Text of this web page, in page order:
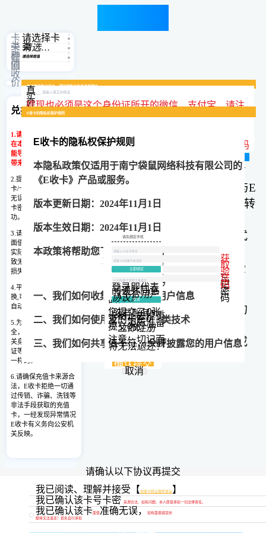
登陆E收卡网
密码
登陆
验证
码登
陆
忘
记
密
码
登录即代表
阅读并同意
《平台用户
协议》
登录
没有账号？
立即注册
请先绑定手机
获
取
验
证
码
立即绑定
复制微信号
复制微信号
复制微信号
复制微信号
复制微信号
卡
类
请选择卡
类
卡
种
请选择卡种
面
值
请选择面值
回
收
价
回收流
程
常见问
题
兑换说明
1.请确保您的充值卡仅
在本平台提交,否则可
能导致无法结算，给您
带来损失。
2.提交前仔细核对充值
卡/卡券,卡号卡密正确
无误,提交错误的卡号
卡密,将无法兑换成
功。
3.请仔细核对充值卡的
面值,如提交充值卡与
实际面值不符,可能导
致无法结算,给您带来
损失。
4.平台24小时可提交兑
换,可随时提现，系统
自动处理。
5.为保证您的账户安
全，请配合平台做好相
关身份认证。不同的认
证等级结算额度也是不
一样的。
6.请确保充值卡来源合
法，E收卡拒绝一切通
过传销、诈骗、洗钱等
非法手段获取的充值
卡，一经发现异常情况
E收卡有义务向公安机
关反映。
提交
为了您的账户安全，请完善账户信息后再提交
真
实
姓
名
提现也必须是这个身份证所开的微信、支付宝，请注
意填写
份
证
手
机
验 获取验证码
E收卡隐私权保护规则
E收卡的服务协议
E收卡服务协议
（以下称“本协议”）是南宁袋鼠网络科技有
限公司 旗下产品E收卡 ”）与E
收卡用户（以下称“用户”或“您”）就充值卡转
让服务（或称”本服务”)所订立的有效合约。
用户通过 公众号页面点击确认或以其他方式
选择接受本协议，即表示用户与
网站
“本网站”）已达成协议并同意接受
本协议的全部约定内容。
在接受本协议之前，请您仔细阅读本协议的
全部内容（特别是以粗体下划线标注的内
容）。如果您不同意本协议的任意内容，或
要进行后续操作。
充值卡转让：本协议所称充值卡转让，是指
商户，转让所得的金额将直接转入用户的
卡账户。具体支持的充值卡卡种以用户使用
本服务时的页面提示为准。
第二条 费用和回款
E收卡的隐私权保护规则
E收卡的隐私权保护规则
本隐私政策仅适用于南宁袋鼠网络科技有限公司 的
《E收卡》产品或服务。
版本更新日期： 2024年11月1日
版本生效日期： 2024年11月1日
本政策将帮助您了解以下内容：
一、我们如何收集和使用您的用户信息
二、我们如何使用Cookie 和同类技术
三、我们如何共享、转让、公开披露您的用户信息
四、我们如何保护您的用户信息
五、您的权利
六、您的用户信息如何储存及如何在全球范围转移
我们深知用户信息对您的重要性，并会尽全力保护您
的用户信息安全可靠。我们致力于维持您对我们的信
任，恪守以下原则，保护您的用户信息：权责一致原
请确认以下协议再提交
我已阅读、理解并接受【充值卡转让服务协议】
我已确认该卡号卡密
来源合法，如有问题，本人愿意承担一切法律责任。
我已确认该卡面值准确无误，
如有面值错误余
额将无法退还！损失自行承担
取消面值 确定
卡号与卡密间
请用空格
开，每张卡占
用一行用 “换
行”隔开，例
011100170206
100304016583597830
011100170206
100304016583597830
我知道了
提交确认
尊敬的用户
您提交的卡类
为：中国移动
(通道1)
面值：0元
您提交了0张
卡密，去掉重
复的卡密0
张，实际准备
提交0张
注意：切记面
值不符，余额
将无法退还！
确认提交
取消